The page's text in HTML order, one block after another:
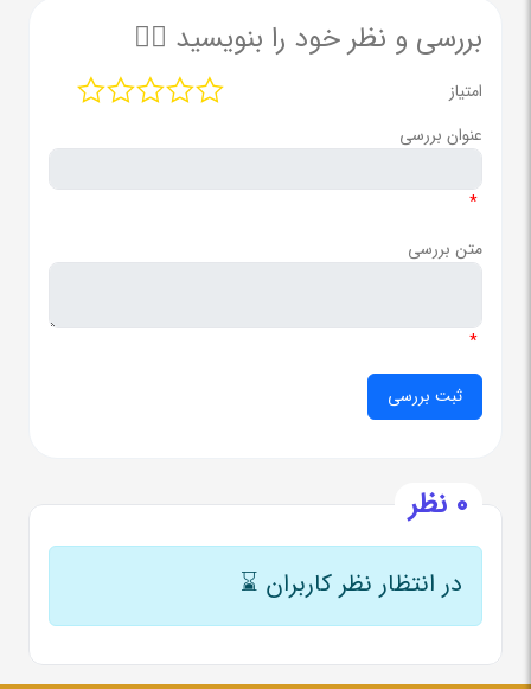
بررسی و نظر خود را بنویسید ✍🏻
امتیاز
عنوان بررسی
*
متن بررسی
*
0 نظر
در انتظار نظر کاربران ⌛